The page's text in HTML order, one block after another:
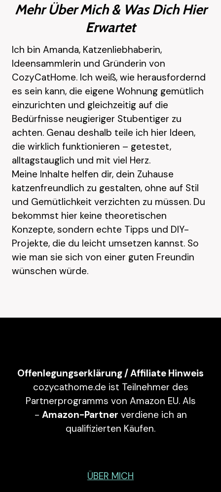
Mehr Über Mich & Was Dich Hier
Erwartet
Ich bin Amanda, Katzenliebhaberin,
Ideensammlerin und Gründerin von
CozyCatHome. Ich weiß, wie herausfordernd
es sein kann, die eigene Wohnung gemütlich
einzurichten und gleichzeitig auf die
Bedürfnisse neugieriger Stubentiger zu
achten. Genau deshalb teile ich hier Ideen,
die wirklich funktionieren – getestet,
alltagstauglich und mit viel Herz.
Meine Inhalte helfen dir, dein Zuhause
katzenfreundlich zu gestalten, ohne auf Stil
und Gemütlichkeit verzichten zu müssen. Du
bekommst hier keine theoretischen
Konzepte, sondern echte Tipps und DIY-
Projekte, die du leicht umsetzen kannst. So
wie man sie sich von einer guten Freundin
wünschen würde.
Offenlegungserklärung / Affiliate Hinweis
cozycathome.de ist Teilnehmer des
Partnerprogramms von Amazon EU. Als
- Amazon-Partner verdiene ich an
qualifizierten Käufen.
ÜBER MICH